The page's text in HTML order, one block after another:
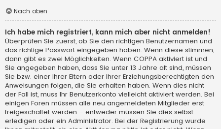
Nach oben
Ich habe mich registriert, kann mich aber nicht anmelden!
Überprüfen Sie zuerst, ob Sie den richtigen Benutzernamen und
das richtige Passwort eingegeben haben. Wenn diese stimmen,
dann gibt es zwei Möglichkeiten. Wenn COPPA aktiviert ist und
Sie angegeben haben, dass Sie unter 13 Jahre alt sind, müssen
Sie bzw. einer Ihrer Eltern oder Ihrer Erziehungsberechtigten den
Anweisungen folgen, die Sie erhalten haben. Wenn dies nicht
der Fall ist, muss Ihr Benutzerkonto vielleicht aktiviert werden. Bei
einigen Foren müssen alle neu angemeldeten Mitglieder erst
freigeschaltet werden – entweder müssen Sie dies selbst
erledigen oder ein Administrator. Bei der Registrierung wurde